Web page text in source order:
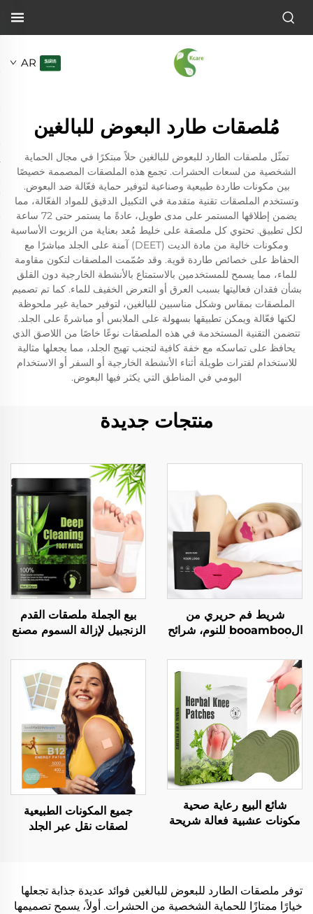
AR
مُلصقات طارد البعوض للبالغين
تمثّل ملصقات الطارد للبعوض للبالغين حلاً مبتكرًا في مجال الحماية
الشخصية من لسعات الحشرات. تجمع هذه الملصقات المصممة خصيصًا
بين مكونات طاردة طبيعية وصناعية لتوفير حماية فعّالة ضد البعوض.
وتستخدم الملصقات تقنية متقدمة في التكبيل الدقيق للمواد الفعّالة، مما
يضمن إطلاقها المستمر على مدى طويل، عادةً ما يستمر حتى 72 ساعة
لكل تطبيق. تحتوي كل ملصقة على خليط مُعد بعناية من الزيوت الأساسية
ومكونات خالية من مادة الديت (DEET) آمنة على الجلد مباشرًا مع
الحفاظ على خصائص طاردة قوية. وقد صُمّمت الملصقات لتكون مقاومة
للماء، مما يسمح للمستخدمين بالاستمتاع بالأنشطة الخارجية دون القلق
بشأن فقدان فعاليتها بسبب العرق أو التعرض الخفيف للماء. كما تم تصميم
الملصقات بمقاس وشكل مناسبين للبالغين، لتوفير حماية غير ملحوظة
لكنها فعّالة ويمكن تطبيقها بسهولة على الملابس أو مباشرةً على الجلد.
تتضمن التقنية المستخدمة في هذه الملصقات نوعًا خاصًا من اللاصق الذي
يحافظ على تماسكه مع خفة كافية لتجنب تهيج الجلد، مما يجعلها مثالية
للاستخدام لفترات طويلة أثناء الأنشطة الخارجية أو السفر أو الاستخدام
اليومي في المناطق التي يكثر فيها البعوض.
منتجات جديدة
شريط فم حريري من
الbooamboo للنوم، شرائح
شريط شفاه لطيف للنوم
بيع الجملة ملصقات القدم
الزنجبيل لإزالة السموم مصنع
لتخلص الجسم من السموم
شائع البيع رعاية صحية
مكونات عشبية فعالة شريحة
جميع المكونات الطبيعية
لصقات نقل عبر الجلد
توفر ملصقات الطارد للبعوض للبالغين فوائد عديدة جذابة تجعلها
خيارًا ممتازًا للحماية الشخصية من الحشرات. أولاً، يسمح تصميمها